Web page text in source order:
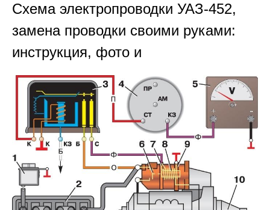
Схема электропроводки УАЗ-452,
замена проводки своими руками:
инструкция, фото и